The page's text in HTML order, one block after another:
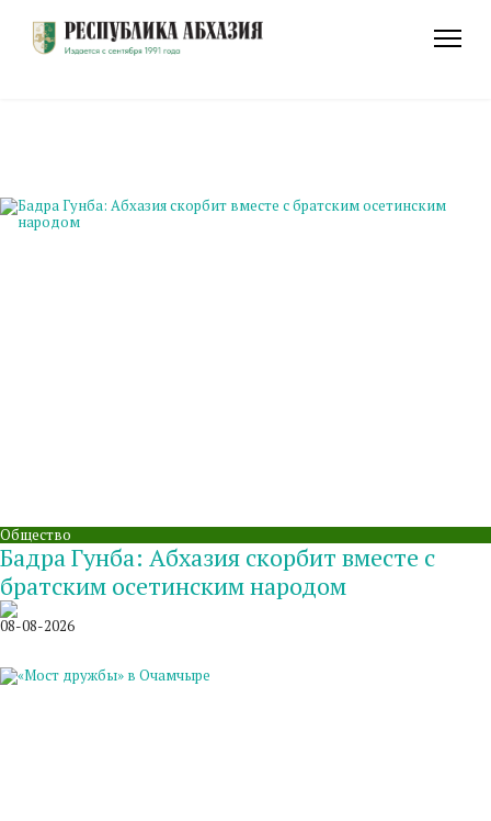
Общество
Бадра Гунба: Абхазия скорбит вместе с
братским осетинским народом
08-08-2026